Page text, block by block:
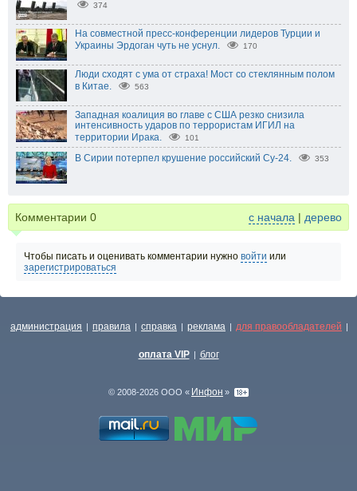
374
На совместной пресс-конференции лидеров Турции и
Украины Эрдоган чуть не уснул.
170
Люди сходят с ума от страха! Мост со стеклянным полом
в Китае.
563
Западная коалиция во главе с США резко снизила
интенсивность ударов по террористам ИГИЛ на
территории Ирака.
101
В Сирии потерпел крушение российский Су-24. 353
Комментарии 0 с начала | дерево
Чтобы писать и оценивать комментарии нужно войти или
зарегистрироваться
администрация | правила | справка | реклама | для правообладателей |
оплата VIP | блог
© 2008-2026 ООО « Инфон »